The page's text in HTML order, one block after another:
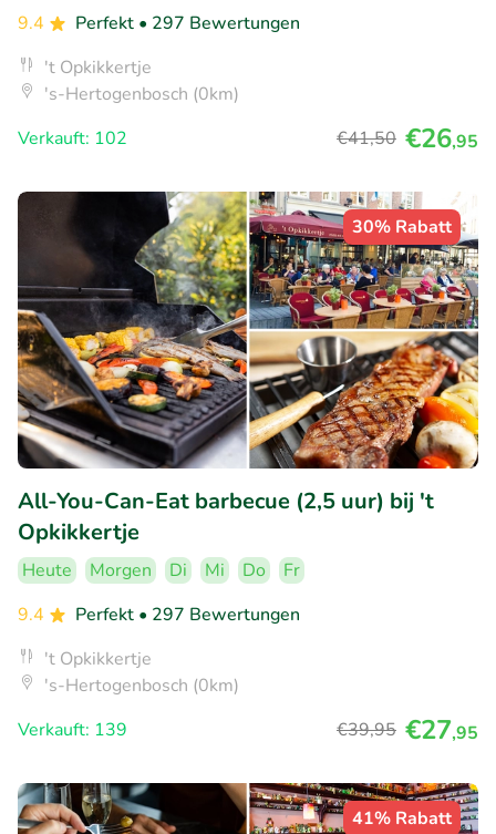
9.4
Perfekt • 297 Bewertungen
't Opkikkertje
's-Hertogenbosch (0km)
Verkauft: 102
€41,50 €26,95
30% Rabatt
All-You-Can-Eat barbecue (2,5 uur) bij 't
Opkikkertje
Heute Morgen Di Mi Do
Fr
9.4
Perfekt • 297 Bewertungen
't Opkikkertje
's-Hertogenbosch (0km)
Verkauft: 139
€39,95 €27,95
41% Rabatt